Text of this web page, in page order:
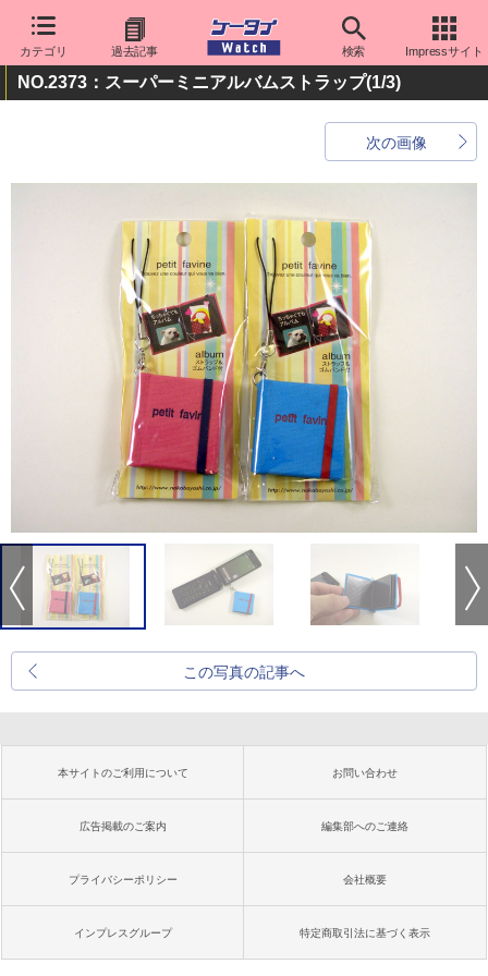
カテゴリ 過去記事 検索 Impressサイト
NO.2373：スーパーミニアルバムストラップ(1/3)
次の画像
この写真の記事へ
本サイトのご利用について お問い合わせ
広告掲載のご案内 編集部へのご連絡
プライバシーポリシー 会社概要
インプレスグループ 特定商取引法に基づく表示